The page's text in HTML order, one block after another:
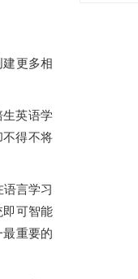
更多相
英语学
得不将
言学习
可智能
重要的